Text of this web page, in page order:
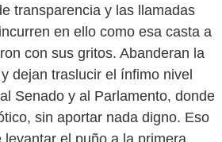
transparencia y las llamadas
en ello como esa casta a
con sus gritos. Abanderan la
dejan traslucir el ínfimo nivel
Senado y al Parlamento, donde
sin aportar nada digno. Eso
el puño a la primera